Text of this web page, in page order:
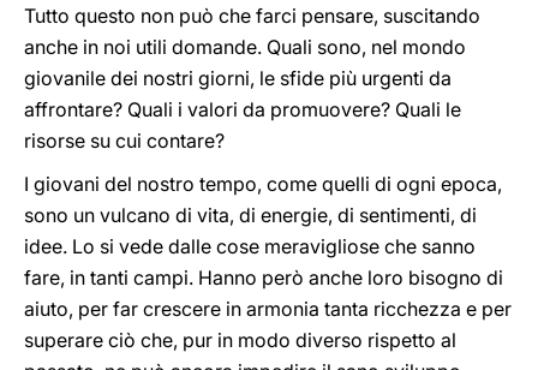
Tutto questo non può che farci pensare, suscitando
anche in noi utili domande. Quali sono, nel mondo
giovanile dei nostri giorni, le sfide più urgenti da
affrontare? Quali i valori da promuovere? Quali le
risorse su cui contare?
I giovani del nostro tempo, come quelli di ogni epoca,
sono un vulcano di vita, di energie, di sentimenti, di
idee. Lo si vede dalle cose meravigliose che sanno
fare, in tanti campi. Hanno però anche loro bisogno di
aiuto, per far crescere in armonia tanta ricchezza e per
superare ciò che, pur in modo diverso rispetto al